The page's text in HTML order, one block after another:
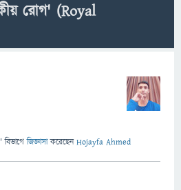
রোগ' (Royal
বিভাগে জিজ্ঞাসাকরেছেনHojayfa Ahmed